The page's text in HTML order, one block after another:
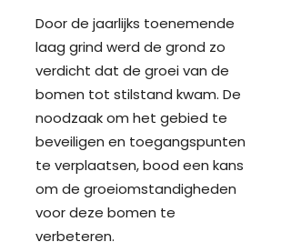
Door de jaarlijks toenemende
laag grind werd de grond zo
verdicht dat de groei van de
bomen tot stilstand kwam. De
noodzaak om het gebied te
beveiligen en toegangspunten
te verplaatsen, bood een kans
om de groeiomstandigheden
voor deze bomen te
verbeteren.